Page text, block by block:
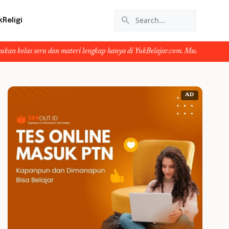
Religi search
materi lengkap hanya di YukBelajar.com. Mulai langkah suksesmu hari
AD